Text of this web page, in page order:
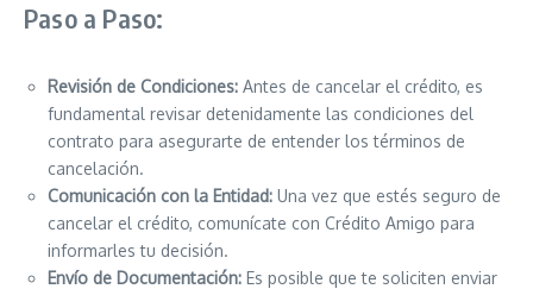
Paso a Paso:
Revisión de Condiciones: Antes de cancelar el crédito, es
fundamental revisar detenidamente las condiciones del
contrato para asegurarte de entender los términos de
cancelación.
Comunicación con la Entidad: Una vez que estés seguro de
cancelar el crédito, comunícate con Crédito Amigo para
informarles tu decisión.
Envío de Documentación: Es posible que te soliciten enviar